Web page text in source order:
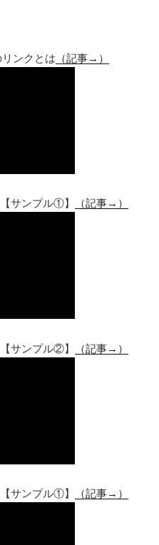
ンクとは （記事→）
サンプル①】 （記事→）
サンプル②】 （記事→）
サンプル①】 （記事→）